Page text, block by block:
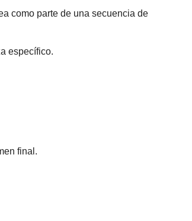
como parte de una secuencia de
específico.
final.